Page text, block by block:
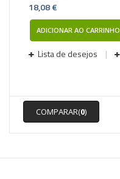
18,08 €
ADICIONAR AO CARRINHO
Lista de desejos
COMPARAR(0)